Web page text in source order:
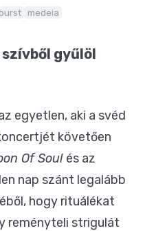
burst medeia
gyűlöl
egyetlen, aki a svéd
követően
Of Soul és az
nap szánt legalább
hogy rituálékat
reményteli strigulát